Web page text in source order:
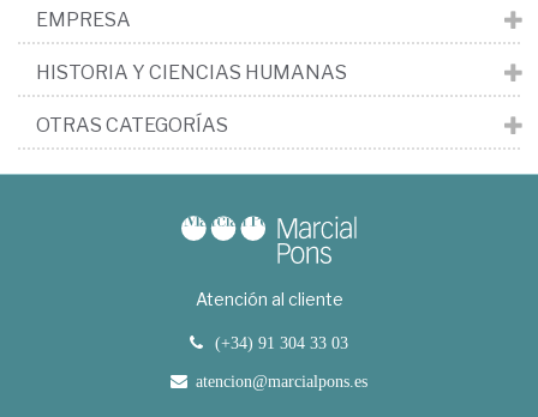
EMPRESA
HISTORIA Y CIENCIAS HUMANAS
OTRAS CATEGORÍAS
Atención al cliente
(+34) 91 304 33 03
atencion@marcialpons.es